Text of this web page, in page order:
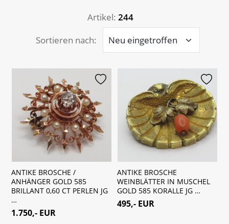
Artikel: 244
Sortieren nach:
merken
ANTIKE BROSCHE /
ANHÄNGER GOLD 585
BRILLANT 0,60 CT PERLEN JG
…
1.750,- EUR
merken
ANTIKE BROSCHE
WEINBLÄTTER IN MUSCHEL
GOLD 585 KORALLE JG …
495,- EUR